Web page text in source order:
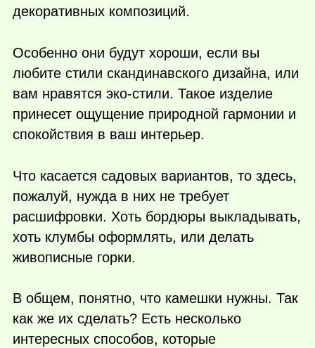
декоративных композиций.
Особенно они будут хороши, если вы
любите стили скандинавского дизайна, или
вам нравятся эко-стили. Такое изделие
принесет ощущение природной гармонии и
спокойствия в ваш интерьер.
Что касается садовых вариантов, то здесь,
пожалуй, нужда в них не требует
расшифровки. Хоть бордюры выкладывать,
хоть клумбы оформлять, или делать
живописные горки.
В общем, понятно, что камешки нужны. Так
как же их сделать? Есть несколько
интересных способов, которые